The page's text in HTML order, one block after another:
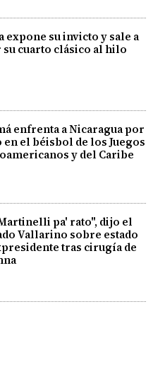
expone su invicto y sale a
cuarto clásico al hilo
enfrenta a Nicaragua por
el béisbol de los Juegos
y del Caribe
pa' rato", dijo el
Vallarino sobre estado
tras cirugía de